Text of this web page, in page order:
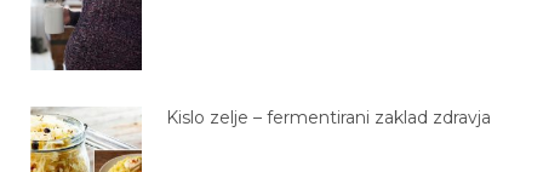
Kislo zelje – fermentirani zaklad zdravja